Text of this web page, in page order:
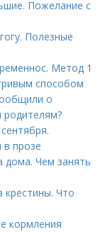
Пожелание с
Полезные
Метод 1
способом
о
родителям?
в прозе
дома. Чем занять
крестины. Что
кормления